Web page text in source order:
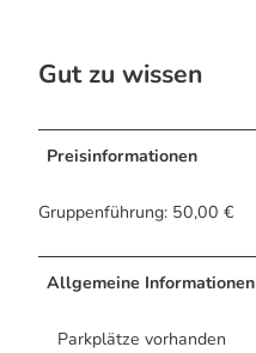
Gut zu wissen
Preisinformationen
Gruppenführung: 50,00 €
Allgemeine Informationen
Parkplätze vorhanden